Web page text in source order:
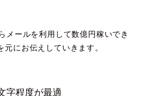
メールを利用して数億円稼いでき
元にお伝えしていきます。
字程度が最適